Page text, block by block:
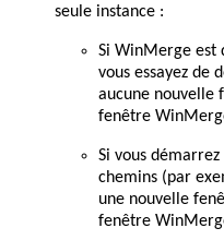
seule instance :
Si WinMerge est
vous essayez de
aucune nouvelle
fenêtre
Si vous
chemins (par
une nouvelle
fenêtre